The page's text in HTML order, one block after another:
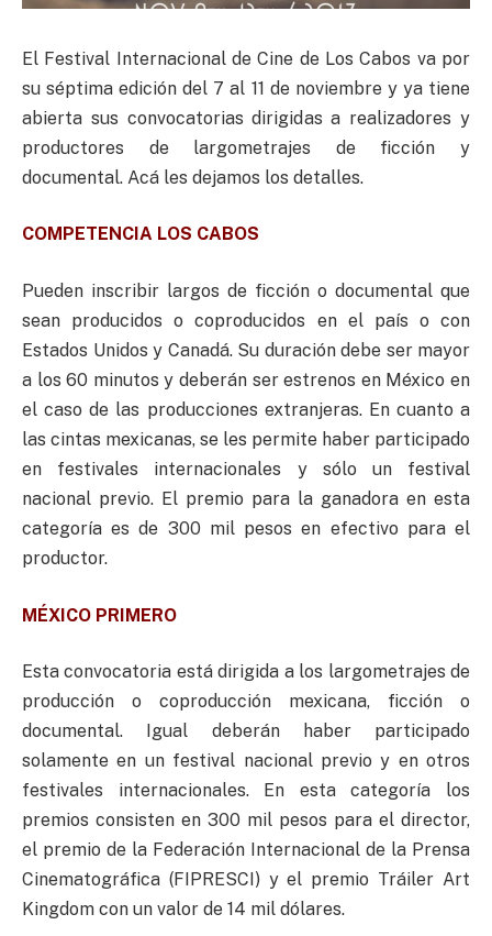
El Festival Internacional de Cine de Los Cabos va por
su séptima edición del 7 al 11 de noviembre y ya tiene
abierta sus convocatorias dirigidas a realizadores y
productores de largometrajes de ficción y
documental. Acá les dejamos los detalles.
COMPETENCIA LOS CABOS
Pueden inscribir largos de ficción o documental que
sean producidos o coproducidos en el país o con
Estados Unidos y Canadá. Su duración debe ser mayor
a los 60 minutos y deberán ser estrenos en México en
el caso de las producciones extranjeras. En cuanto a
las cintas mexicanas, se les permite haber participado
en festivales internacionales y sólo un festival
nacional previo. El premio para la ganadora en esta
categoría es de 300 mil pesos en efectivo para el
productor.
MÉXICO PRIMERO
Esta convocatoria está dirigida a los largometrajes de
producción o coproducción mexicana, ficción o
documental. Igual deberán haber participado
solamente en un festival nacional previo y en otros
festivales internacionales. En esta categoría los
premios consisten en 300 mil pesos para el director,
el premio de la Federación Internacional de la Prensa
Cinematográfica (FIPRESCI) y el premio Tráiler Art
Kingdom con un valor de 14 mil dólares.